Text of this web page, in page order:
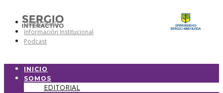
Universidad
Información Institucional
Podcast
INICIO
SOMOS
EDITORIAL